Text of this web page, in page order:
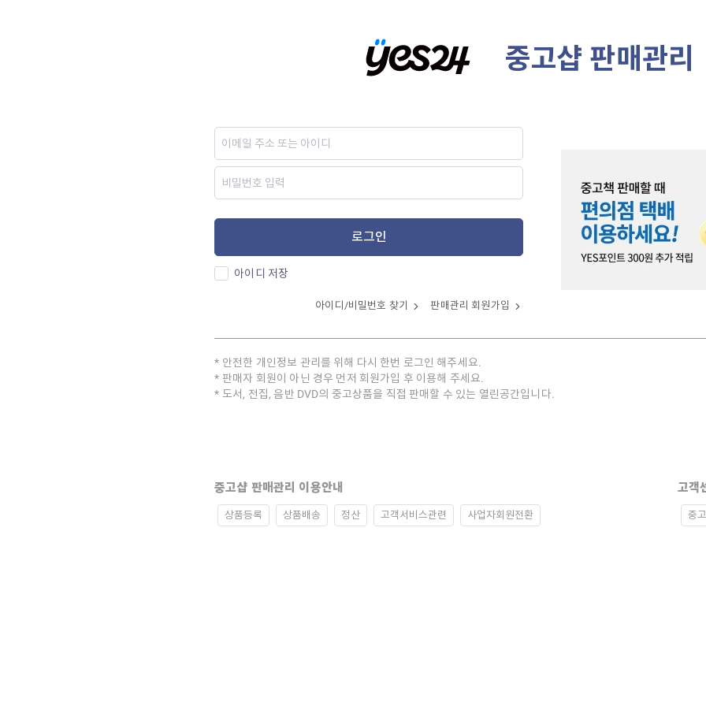
중고샵 판매관리
로그인
아이디 저장
아이디/비밀번호 찾기 판매관리 회원가입
안전한 개인정보 관리를 위해 다시 한번 로그인 해주세요.
판매자 회원이 아닌 경우 먼저 회원가입 후 이용해 주세요.
도서, 전집, 음반 DVD의 중고상품을 직접 판매할 수 있는 열린공간입니다.
중고샵 판매관리 이용안내
상품등록 상품배송 정산 고객서비스관련 사업자회원전환
고객
중